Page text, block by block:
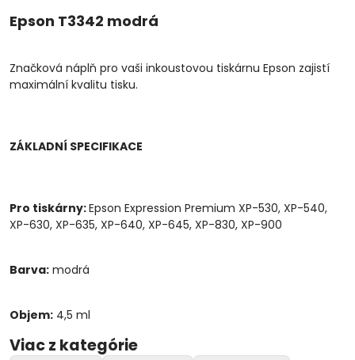
Epson T3342 modrá
Značková náplň pro vaši inkoustovou tiskárnu Epson zajistí
maximální kvalitu tisku.
ZÁKLADNÍ SPECIFIKACE
Pro tiskárny:Epson Expression Premium XP-530, XP-540,
XP-630, XP-635, XP-640, XP-645, XP-830, XP-900
Barva: modrá
Objem: 4,5 ml
Viac z kategórie